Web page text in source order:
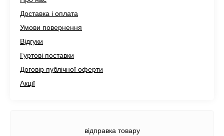
Доставка і оплата
Умови повернення
Відгуки
Гуртові поставки
Договір публічної оферти
Акції
відправка товару